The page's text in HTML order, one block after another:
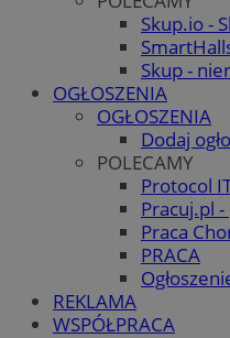
Skup.io -
Skup -
OGŁOSZENIA
OGŁOSZENIA
Dodaj
POLECAMY
Protocol
Pracuj.pl
Praca
PRACA
REKLAMA
WSPÓŁPRACA